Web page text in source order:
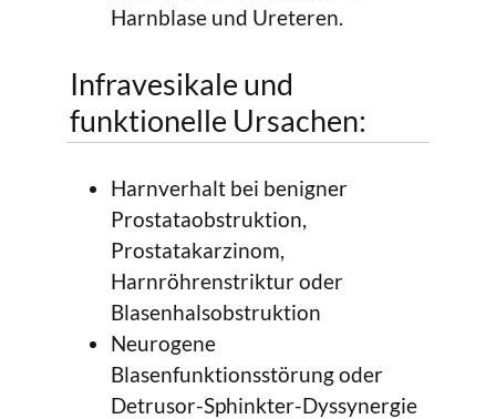
Harnblase und Ureteren.
Infravesikale und
funktionelle Ursachen:
Harnverhalt bei benigner
Prostataobstruktion,
Prostatakarzinom,
Harnröhrenstriktur oder
Blasenhalsobstruktion
Neurogene
Blasenfunktionsstörung oder
Detrusor-Sphinkter-Dyssynergie